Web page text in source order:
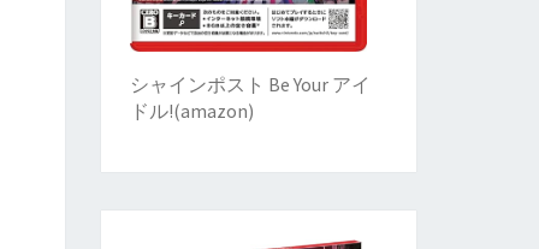
シャインポスト Be Your アイ
ドル!(amazon)